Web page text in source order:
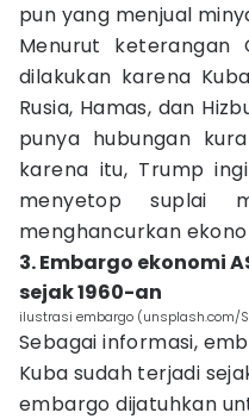
pun yang menjual
Menurut keterangan
dilakukan karena
Rusia, Hamas, dan
punya hubungan
karena itu, Trump
menyetop suplai
menghancurkan
3. Embargo ekonomi
sejak 1960-an
ilustrasi embargo (unsplash.com/
Sebagai informasi,
Kuba sudah terjadi
embargo dijatuhkan